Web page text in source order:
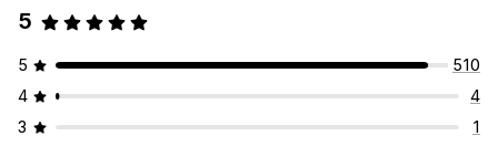
5
5
510
4
4
3
1